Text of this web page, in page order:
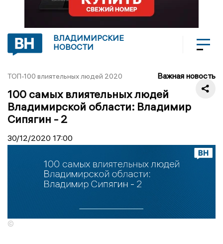
ВЛАДИМИРСКИЕ
НОВОСТИ
ТОП-100 влиятельных людей 2020 Важная новость
100 самых влиятельных людей
Владимирской области: Владимир
Сипягин - 2
30/12/2020 17:00
©